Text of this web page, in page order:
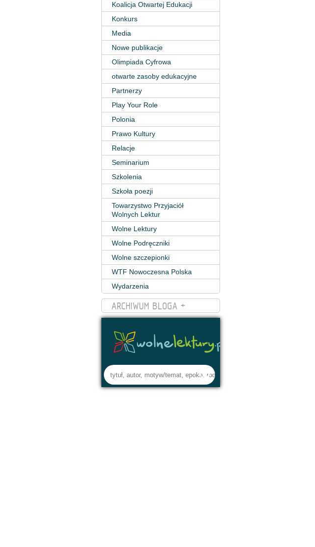
Koalicja Otwartej Edukacji
Konkurs
Media
Nowe publikacje
Olimpiada Cyfrowa
otwarte zasoby edukacyjne
Partnerzy
Play Your Role
Polonia
Prawo Kultury
Relacje
Seminarium
Szkolenia
Szkoła poezji
Towarzystwo Przyjaciół
Wolnych Lektur
Wolne Lektury
Wolne Podręczniki
Wolne szczepionki
WTF Nowoczesna Polska
Wydarzenia
ARCHIWUM BLOGA +